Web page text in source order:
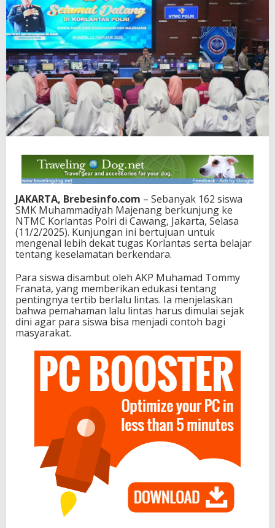
JAKARTA, Brebesinfo.com – Sebanyak 162 siswa
SMK Muhammadiyah Majenang berkunjung ke
NTMC Korlantas Polri di Cawang, Jakarta, Selasa
(11/2/2025). Kunjungan ini bertujuan untuk
mengenal lebih dekat tugas Korlantas serta belajar
tentang keselamatan berkendara.
Para siswa disambut oleh AKP Muhamad Tommy
Franata, yang memberikan edukasi tentang
pentingnya tertib berlalu lintas. Ia menjelaskan
bahwa pemahaman lalu lintas harus dimulai sejak
dini agar para siswa bisa menjadi contoh bagi
masyarakat.